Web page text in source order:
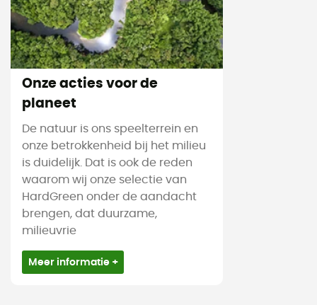
Onze acties voor de
planeet
De natuur is ons speelterrein en
onze betrokkenheid bij het milieu
is duidelijk. Dat is ook de reden
waarom wij onze selectie van
HardGreen onder de aandacht
brengen, dat duurzame,
milieuvrie
Meer informatie +